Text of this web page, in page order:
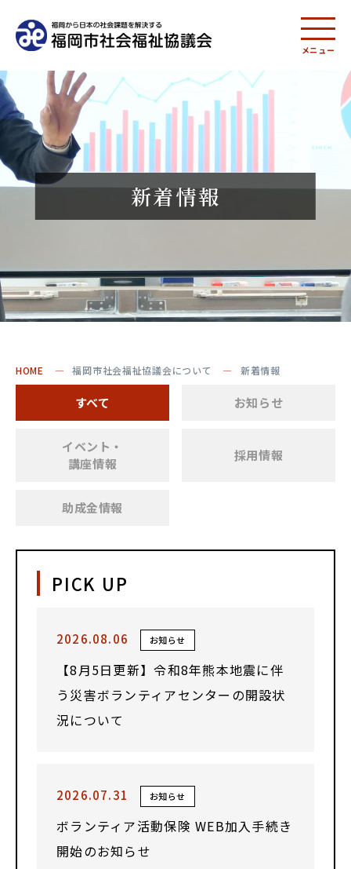
メニュー
新着情報
HOME 福岡市社会福祉協議会について 新着情報
すべて お知らせ
イベント・
講座情報
採用情報
助成金情報
PICK UP
2026.08.06 お知らせ
【8月5日更新】令和8年熊本地震に伴
う災害ボランティアセンターの開設状
況について
2026.07.31 お知らせ
ボランティア活動保険 WEB加入手続き
開始のお知らせ